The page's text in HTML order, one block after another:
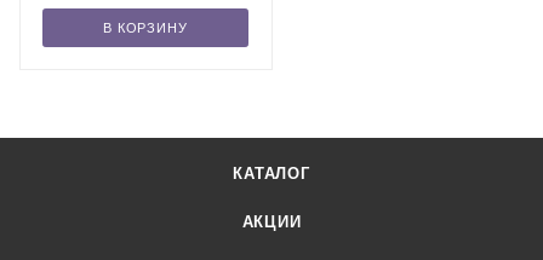
В КОРЗИНУ
КАТАЛОГ
АКЦИИ